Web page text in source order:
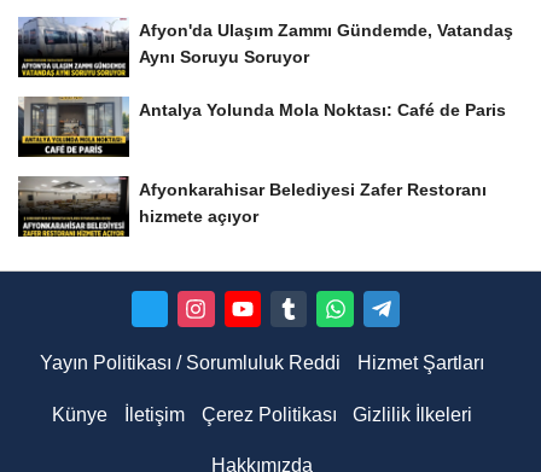
Afyon'da Ulaşım Zammı Gündemde, Vatandaş
Aynı Soruyu Soruyor
Antalya Yolunda Mola Noktası: Café de Paris
Afyonkarahisar Belediyesi Zafer Restoranı
hizmete açıyor
Yayın Politikası / Sorumluluk Reddi Hizmet Şartları
Künye İletişim Çerez Politikası Gizlilik İlkeleri
Hakkımızda